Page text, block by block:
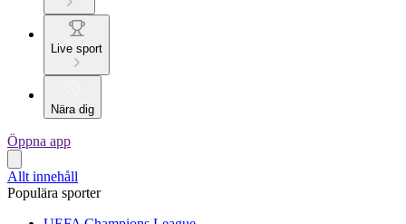
Live sport
Nära dig
Öppna app
Allt innehåll
Populära sporter